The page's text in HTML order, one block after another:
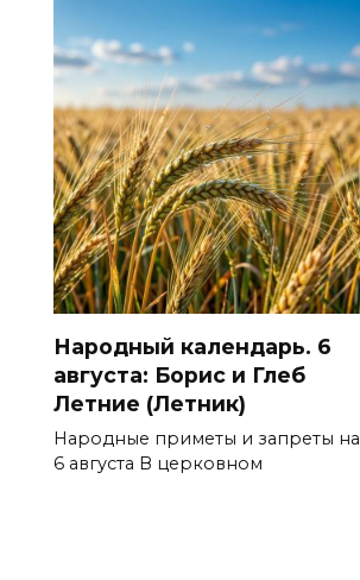
Народный календарь. 6
августа: Борис и Глеб
Летние (Летник)
Народные приметы и запреты на
6 августа В церковном